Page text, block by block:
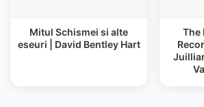
Mitul Schismei si alte
eseuri | David Bentley Hart
The